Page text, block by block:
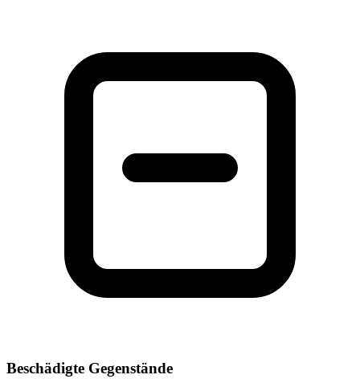
Beschädigte Gegenstände